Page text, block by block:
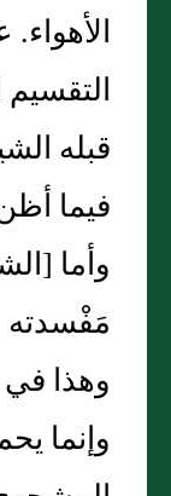
قبله
فيما
وأما
مَفْسدته
وهذا
وإنما